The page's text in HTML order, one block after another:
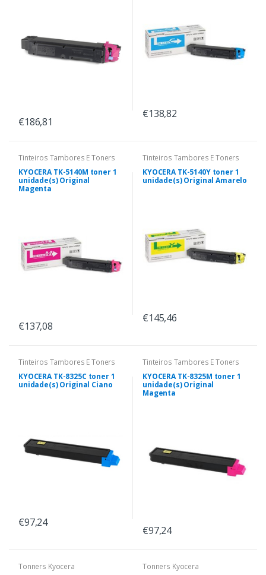
€186,81
€138,82
Tinteiros Tambores E Toners
KYOCERA TK-5140M toner 1
unidade(s) Original
Magenta
€137,08
Tinteiros Tambores E Toners
KYOCERA TK-5140Y toner 1
unidade(s) Original Amarelo
€145,46
Tinteiros Tambores E Toners
KYOCERA TK-8325C toner 1
unidade(s) Original Ciano
€97,24
Tinteiros Tambores E Toners
KYOCERA TK-8325M toner 1
unidade(s) Original
Magenta
€97,24
Tonners Kyocera
Tonners Kyocera